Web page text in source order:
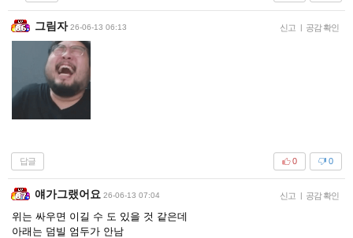
그림자 26-06-13 06:13 신고 | 공감 확인
답글 0
0
얘가그랬어요 26-06-13 07:04 신고 | 공감 확인
위는 싸우면 이길 수 도 있을 것 같은데
아래는 덤빌 엄두가 안남